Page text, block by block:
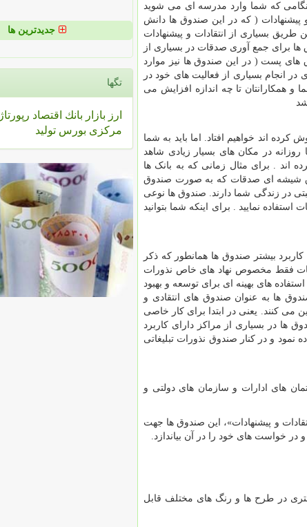
که شما وارد مدرسه ای می شوید
پیشنهادات ( که در این صندوق ها دانش
طریق بسیاری از انتقادات و پیشنهادات
برای جمع آوری صدقات در بسیاری از
های پست ( در این صندوق ها نیز موارد
انجام بسیاری از فعالیت های خود در
و همکارانتان تا چه اندازه افزایش می
اند خواهیم افتاد. اما باید به شما
روزانه در مکان های بسیار زیادی شاهد
اند . برای مثال زمانی که به بانک ها
شیشه ای صدقات که به صورت صندوق
در زندگی شما دارند. صندوق ها نوعی
نمایید . برای اینکه شما بتوانید
بیشتر صندوق ها همانطور که ذکر
فقط مخصوص نهاد های خاص نذورات
های بهینه ای برای توسعه و بهبود
ها به عنوان صندوق های انتقادی و
می کنند. یعنی در ابتدا برای کار خاصی
ها در بسیاری از مراکز دارای کاربرد
و در کنار صندوق نذورات تبلیغاتی
های ادارات و سازمان های دولتی و
و پیشنهادات»، این صندوق ها جهت
در خواست های خود را در آن بیاندازد.
در طرح ها و رنگ های مختلف قابل
جدیدترین ها
تگها
ارز بازار بانك اقتصاد رپورتاژ
مركزی بورس تولید